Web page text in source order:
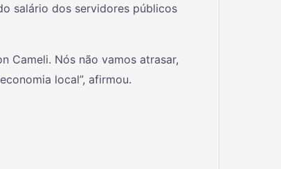
salário dos servidores públicos
Cameli. Nós não vamos atrasar,
local”, afirmou.